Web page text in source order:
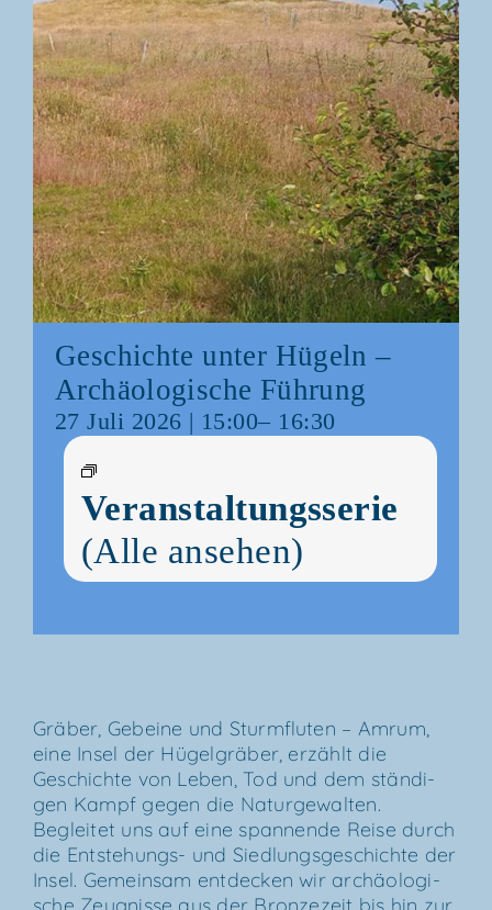
Geschich­te unter Hügeln –
Archäo­lo­gi­sche Führung
27 Juli 2026 | 15:00– 16:30
Veranstaltungsserie
(Alle ansehen)
Grä­ber, Gebei­ne und Sturm­flu­ten – Amrum,
eine Insel der Hügel­grä­ber, erzählt die
Geschich­te von Leben, Tod und dem stän­di­
gen Kampf gegen die Natur­ge­wal­ten.
Beglei­tet uns auf eine span­nen­de Rei­se durch
die Ent­s­te­hungs- und Sied­lungs­ge­schich­te der
Insel. Gemein­sam ent­de­cken wir archäo­lo­gi­
sche Zeug­nis­se aus der Bron­ze­zeit bis hin zur